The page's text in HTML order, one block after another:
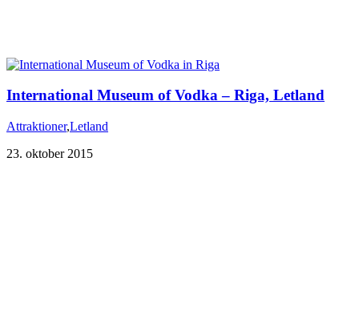
International Museum of Vodka – Riga, Letland
Attraktioner,Letland
23. oktober 2015